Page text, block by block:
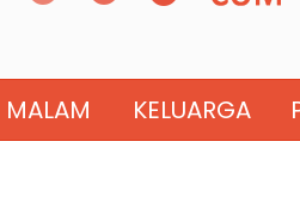
MALAM KELUARGA